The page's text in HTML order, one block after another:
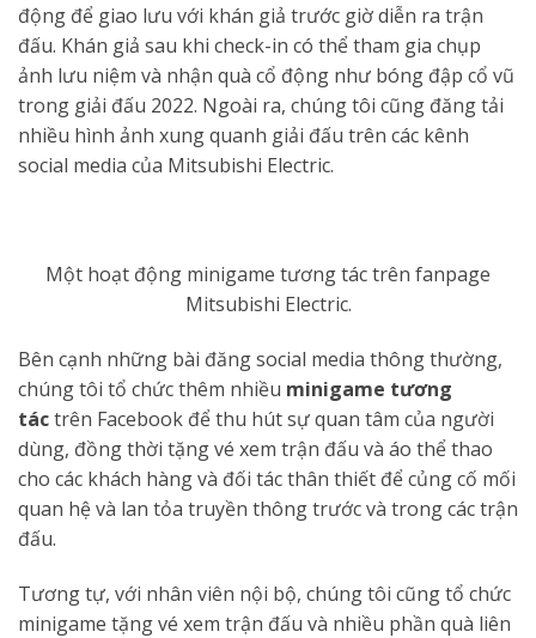
động để giao lưu với khán giả trước giờ diễn ra trận
đấu. Khán giả sau khi check-in có thể tham gia chụp
ảnh lưu niệm và nhận quà cổ động như bóng đập cổ vũ
trong giải đấu 2022. Ngoài ra, chúng tôi cũng đăng tải
nhiều hình ảnh xung quanh giải đấu trên các kênh
social media của Mitsubishi Electric.
Một hoạt động minigame tương tác trên fanpage
Mitsubishi Electric.
Bên cạnh những bài đăng social media thông thường,
chúng tôi tổ chức thêm nhiều minigame tương
táctrên Facebook để thu hút sự quan tâm của người
dùng, đồng thời tặng vé xem trận đấu và áo thể thao
cho các khách hàng và đối tác thân thiết để củng cố mối
quan hệ và lan tỏa truyền thông trước và trong các trận
đấu.
Tương tự, với nhân viên nội bộ, chúng tôi cũng tổ chức
minigame tặng vé xem trận đấu và nhiều phần quà liên